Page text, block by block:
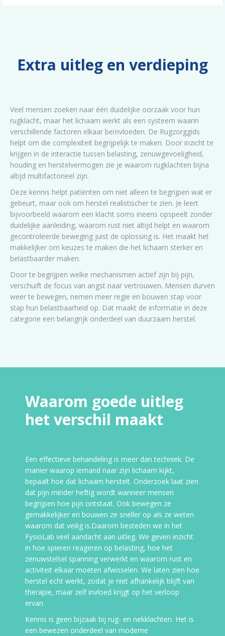
Extra uitleg en verdieping
Veel mensen zoeken naar één duidelijke oorzaak voor hun
rugklacht, maar het lichaam werkt als een systeem waarin
verschillende factoren elkaar beïnvloeden. De Rugzorggids
helpt om die complexiteit begrijpelijk te maken. Door inzicht te
krijgen in de interactie tussen belasting, zenuwgevoeligheid,
houding en herstelvermogen zie je waarom rugklachten bijna
altijd multifactorieel zijn.
Deze kennis helpt patiënten om niet alleen te begrijpen wat er
gebeurt, maar ook om herstel realistischer te zien. Je leert
bijvoorbeeld waarom een klacht soms ineens opspeelt zonder
duidelijke aanleiding, waarom rust niet altijd helpt en waarom
gecontroleerde beweging juist de oplossing is. Het maakt het
makkelijker om keuzes te maken die het lichaam sterker en
belastbaarder maken.
Door te begrijpen welke mechanismen actief zijn bij pijn,
verschuift de focus van angst naar vertrouwen. Mensen durven
weer te bewegen, nemen meer regie en bouwen stap voor
stap hun belastbaarheid op. Dat maakt de informatie in deze
categorie een belangrijk onderdeel van duurzaam herstel.
Waarom goede uitleg
het verschil maakt
Een effectieve behandeling is meer dan techniek. De
manier waarop iemand naar zijn lichaam kijkt,
bepaalt hoe dat lichaam herstelt. Onderzoek laat zien
dat pijn minder heftig wordt wanneer mensen
begrijpen hoe pijn ontstaat. Ook bewegen ze
gemakkelijker en bouwen ze sneller op als ze weten
waarom dat veilig is.Daarom besteden we in het
FysioLab veel aandacht aan uitleg. We geven inzicht
in hoe spieren reageren op belasting, hoe het
zenuwstelsel spanning verwerkt en waarom rust en
activiteit elkaar moeten afwisselen. We laten zien hoe
herstel echt werkt, zodat je niet afhankelijk blijft van
therapie, maar zelf invloed krijgt op het verloop
ervan.
Kennis is geen bijzaak bij rug- en nekklachten. Het is
een bewezen onderdeel van moderne